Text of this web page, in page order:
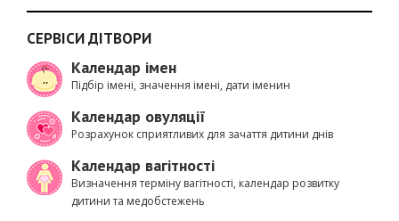
СЕРВІСИ ДІТВОРИ
Календар імен
Підбір імені, значення імені, дати іменин
Календар овуляції
Розрахунок сприятливих для зачаття дитини днів
Календар вагітності
Визначення терміну вагітності, календар розвитку
дитини та медобстежень